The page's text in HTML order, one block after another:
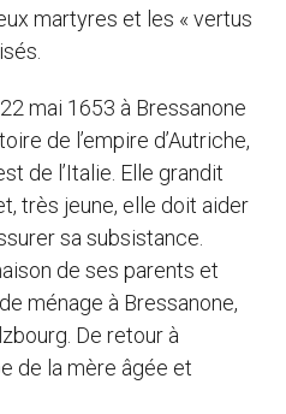
martyres et les « vertus
mai 1653 à Bressanone
de l’empire d’Autriche,
de l’Italie. Elle grandit
très jeune, elle doit aider
sa subsistance.
de ses parents et
ménage à Bressanone,
De retour à
de la mère âgée et